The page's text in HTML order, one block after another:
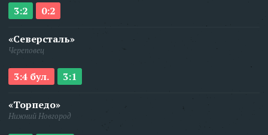
3:2 0:2
«Северсталь»
Череповец
3:4 бул. 3:1
«Торпедо»
Нижний Новгород